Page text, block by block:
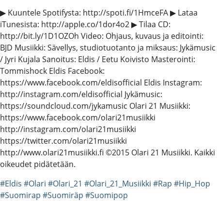
▶ Kuuntele Spotifysta: http://spoti.fi/1HmceFA ▶ Lataa
iTunesista: http://apple.co/1dor4o2 ▶ Tilaa CD:
http://bit.ly/1D1OZOh Video: Ohjaus, kuvaus ja editointi:
BJD Musiikki: Sävellys, studiotuotanto ja miksaus: Jykämusic
/ Jyri Kujala Sanoitus: Eldis / Eetu Koivisto Masterointi:
Tommishock Eldis Facebook:
https://www.facebook.com/eldisofficial Eldis Instagram:
http://instagram.com/eldisofficial Jykämusic:
https://soundcloud.com/jykamusic Olari 21 Musiikki:
https://www.facebook.com/olari21musiikki
http://instagram.com/olari21musiikki
https://twitter.com/olari21musiikki
http://www.olari21musiikki.fi ©2015 Olari 21 Musiikki. Kaikki
oikeudet pidätetään.
#Eldis #Olari #Olari_21 #Olari_21_Musiikki #Rap #Hip_Hop
#Suomirap #Suomiräp #Suomipop